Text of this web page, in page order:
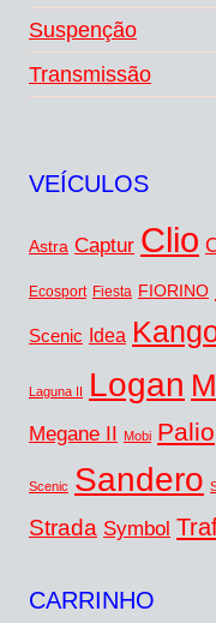
Suspenção
Transmissão
VEÍCULOS
Astra Captur Clio
Ecosport Fiesta FIORINO
Scenic Idea
Laguna II Logan
Megane II Mobi Palio
Scenic Sandero
Strada Symbol
CARRINHO